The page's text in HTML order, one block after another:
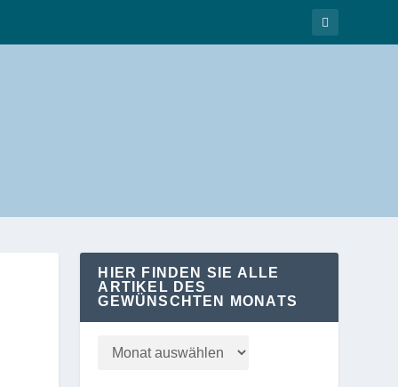
HIER FINDEN SIE ALLE
ARTIKEL DES
GEWÜNSCHTEN MONATS